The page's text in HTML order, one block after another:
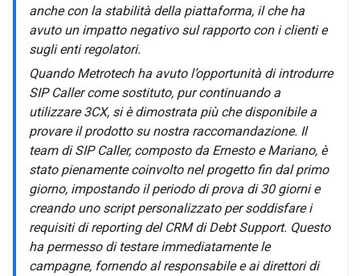
anche con la stabilità della piattaforma, il che ha
avuto un impatto negativo sul rapporto con i clienti e
sugli enti regolatori.
Quando Metrotech ha avuto l’opportunità di introdurre
SIP Caller come sostituto, pur continuando a
utilizzare 3CX, si è dimostrata più che disponibile a
provare il prodotto su nostra raccomandazione. Il
team di SIP Caller, composto da Ernesto e Mariano, è
stato pienamente coinvolto nel progetto fin dal primo
giorno, impostando il periodo di prova di 30 giorni e
creando uno script personalizzato per soddisfare i
requisiti di reporting del CRM di Debt Support. Questo
ha permesso di testare immediatamente le
campagne, fornendo al responsabile e ai direttori di